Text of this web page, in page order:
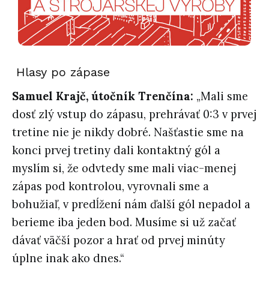
Hlasy po zápase
Samuel Krajč, útočník Trenčína: „Mali sme
dosť zlý vstup do zápasu, prehrávať 0:3 v prvej
tretine nie je nikdy dobré. Našťastie sme na
konci prvej tretiny dali kontaktný gól a
myslím si, že odvtedy sme mali viac-menej
zápas pod kontrolou, vyrovnali sme a
bohužiaľ, v predĺžení nám ďalší gól nepadol a
berieme iba jeden bod. Musíme si už začať
dávať väčší pozor a hrať od prvej minúty
úplne inak ako dnes.“